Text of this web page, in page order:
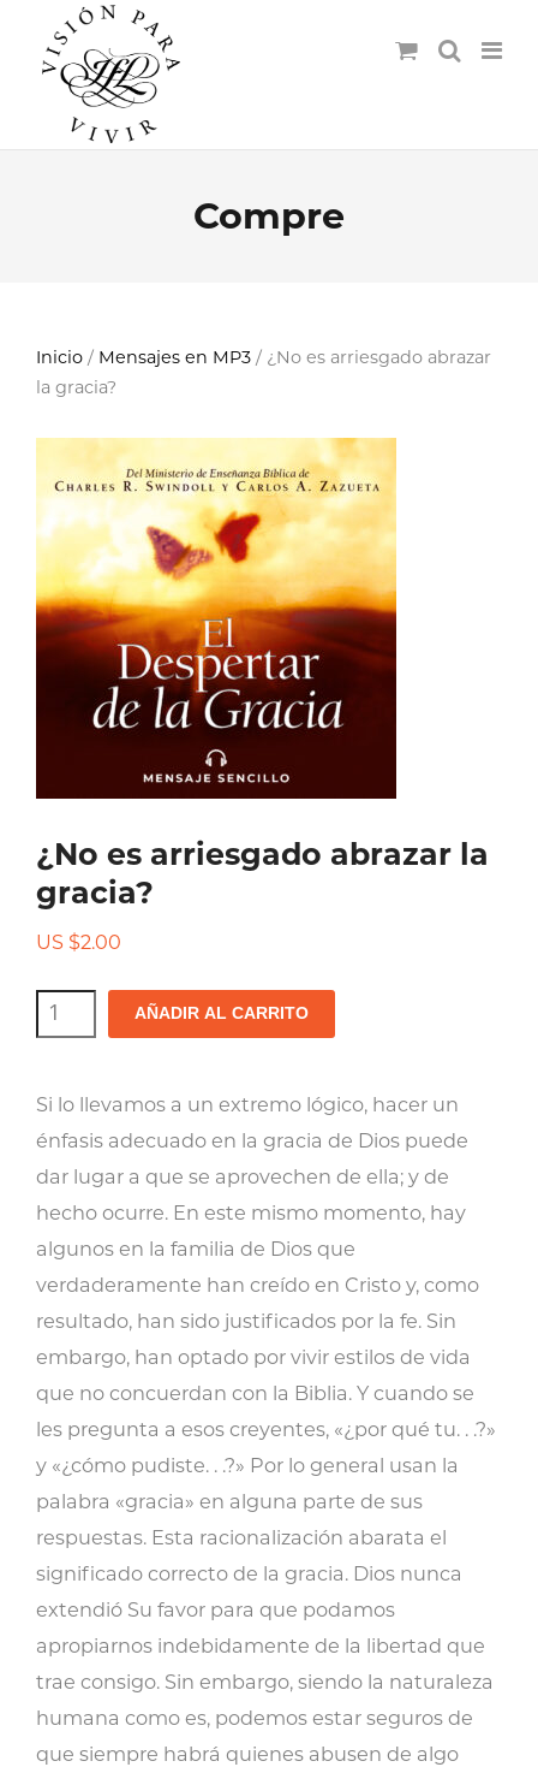
Compre
Inicio / Mensajes en MP3 / ¿No es arriesgado abrazar
la gracia?
¿No es arriesgado abrazar la
gracia?
US $2.00
¿No
es
gracia?
cantidad
AÑADIR AL CARRITO
Si lo llevamos a un extremo lógico, hacer un
énfasis adecuado en la gracia de Dios puede
dar lugar a que se aprovechen de ella; y de
hecho ocurre. En este mismo momento, hay
algunos en la familia de Dios que
verdaderamente han creído en Cristo y, como
resultado, han sido justificados por la fe. Sin
embargo, han optado por vivir estilos de vida
que no concuerdan con la Biblia. Y cuando se
les pregunta a esos creyentes, «¿por qué tu. . .?»
y «¿cómo pudiste. . .?» Por lo general usan la
palabra «gracia» en alguna parte de sus
respuestas. Esta racionalización abarata el
significado correcto de la gracia. Dios nunca
extendió Su favor para que podamos
apropiarnos indebidamente de la libertad que
trae consigo. Sin embargo, siendo la naturaleza
humana como es, podemos estar seguros de
que siempre habrá quienes abusen de algo